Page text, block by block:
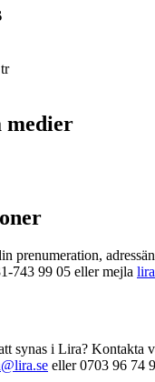
medier
prenumeration,
743 99 05 eller mejla
synas i Lira? Kontakta
eller 0703 96 74